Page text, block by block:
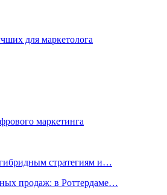
для маркетолога
маркетинга
стратегиям и…
продаж: в Роттердаме…